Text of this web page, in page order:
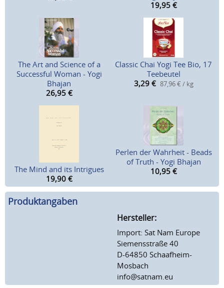
19,95 €
The Art and Science of a
Successful Woman - Yogi
Bhajan
26,95 €
Classic Chai Yogi Tee Bio, 17
Teebeutel
3,29 € 87,96 € / kg
The Mind and its Intrigues
19,90 €
Perlen der Wahrheit - Beads
of Truth - Yogi Bhajan
10,95 €
Produktangaben
Hersteller:
Import: Sat Nam Europe
Siemensstraße 40
D-64850 Schaafheim-
Mosbach
info@satnam.eu